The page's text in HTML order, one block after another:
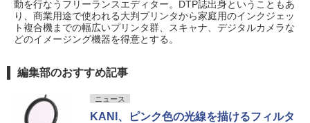
動を行なうフリーランスエディター。DTP誌出身ということもあ
り、商業用途で使われる大判プリンタから家庭用のインクジェッ
ト複合機までの幅広いプリンタ群、スキャナ、デジタルカメラな
どのイメージング機器を得意とする。
編集部のおすすめ記事
ニュース
KANI、ピンク色の光線を描けるフィルタ